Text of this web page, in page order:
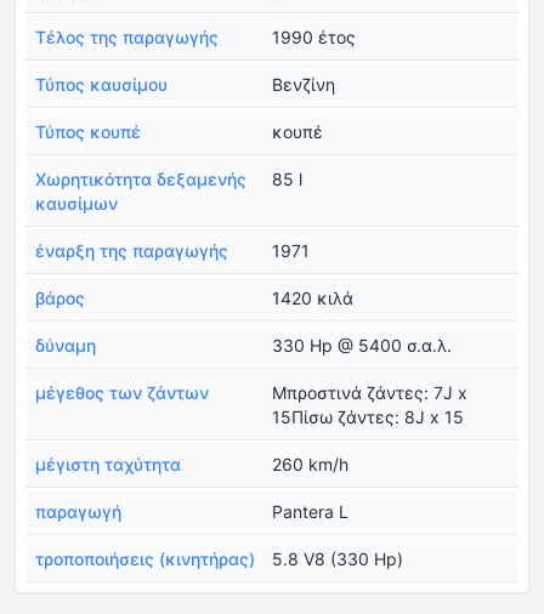
Τέλος της παραγωγής 1990 έτος
Τύπος καυσίμου Βενζίνη
Τύπος κουπέ κουπέ
Χωρητικότητα δεξαμενής
καυσίμων
85 l
έναρξη της παραγωγής 1971
βάρος 1420 κιλά
δύναμη 330 Hp @ 5400 σ.α.λ.
μέγεθος των ζάντων
Μπροστινά ζάντες: 7J x
15Πίσω ζάντες: 8J x 15
μέγιστη ταχύτητα 260 km/h
παραγωγή Pantera L
τροποποιήσεις (κινητήρας) 5.8 V8 (330 Hp)